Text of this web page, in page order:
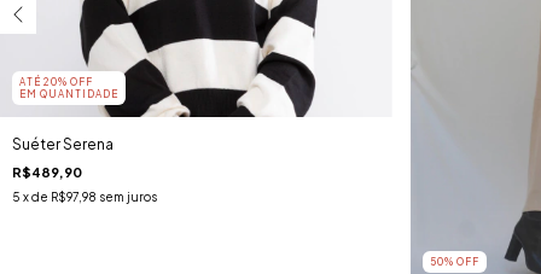
ATÉ 20% OFF
EM QUANTIDADE
Suéter Serena
R$489,90
5 x de R$97,98 sem juros
50% OFF